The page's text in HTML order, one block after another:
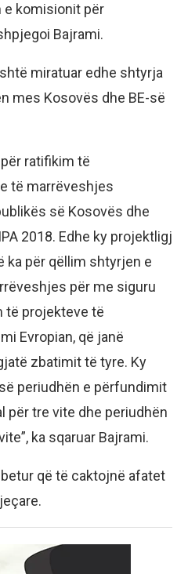
e komisionit për
Bajrami.
miratuar edhe shtyrja
mes Kosovës dhe BE-së
ratifikim të
të marrëveshjes
së Kosovës dhe
2018. Edhe ky projektligj
ka për qëllim shtyrjen e
për me siguru
të projekteve të
Evropian, që janë
zbatimit të tyre. Ky
periudhën e përfundimit
për tre vite dhe periudhën
ka sqaruar Bajrami.
që të caktojnë afatet